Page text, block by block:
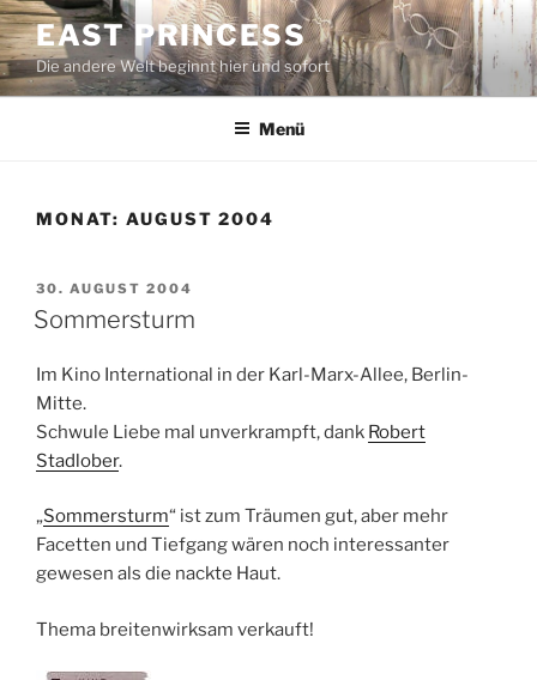
Zum
Inhalt
springen
EAST PRINCESS
Die andere Welt beginnt hier und sofort
Menü
MONAT: AUGUST 2004
VERÖFFENTLICHT
AM
30. AUGUST 2004
Sommersturm
Im Kino International in der Karl-Marx-Allee, Berlin-
Mitte.
Schwule Liebe mal unverkrampft, dank Robert
Stadlober.
„Sommersturm“ ist zum Träumen gut, aber mehr
Facetten und Tiefgang wären noch interessanter
gewesen als die nackte Haut.
Thema breitenwirksam verkauft!